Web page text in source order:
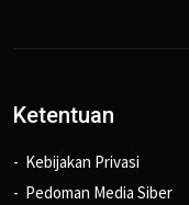
Ketentuan
Kebijakan Privasi
Pedoman Media Siber